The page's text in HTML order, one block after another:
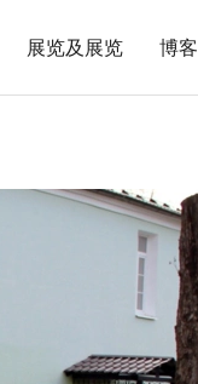
展览及展览 博客